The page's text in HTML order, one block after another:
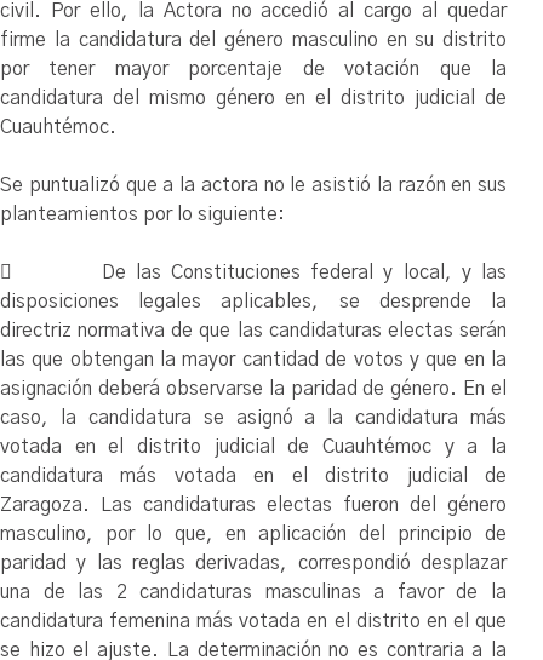
civil. Por ello, la Actora no accedió al cargo al quedar
firme la candidatura del género masculino en su distrito
por tener mayor porcentaje de votación que la
candidatura del mismo género en el distrito judicial de
Cuauhtémoc.
Se puntualizó que a la actora no le asistió la razón en sus
planteamientos por lo siguiente:
 De las Constituciones federal y local, y las
disposiciones legales aplicables, se desprende la
directriz normativa de que las candidaturas electas serán
las que obtengan la mayor cantidad de votos y que en la
asignación deberá observarse la paridad de género. En el
caso, la candidatura se asignó a la candidatura más
votada en el distrito judicial de Cuauhtémoc y a la
candidatura más votada en el distrito judicial de
Zaragoza. Las candidaturas electas fueron del género
masculino, por lo que, en aplicación del principio de
paridad y las reglas derivadas, correspondió desplazar
una de las 2 candidaturas masculinas a favor de la
candidatura femenina más votada en el distrito en el que
se hizo el ajuste. La determinación no es contraria a la